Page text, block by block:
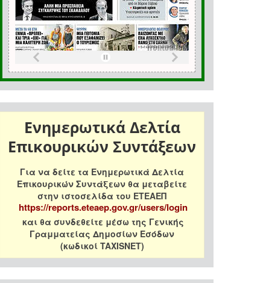
Ενημερωτικά Δελτία
Επικουρικών Συντάξεων
Για να δείτε τα Ενημερωτικά Δελτία
Επικουρικών Συντάξεων θα μεταβείτε
στην ιστοσελίδα του ΕΤΕΑΕΠ
https://reports.eteaep.gov.gr/users/login
και θα συνδεθείτε μέσω της Γενικής
Γραμματείας Δημοσίων Εσόδων
(κωδικοί TAXISNET)